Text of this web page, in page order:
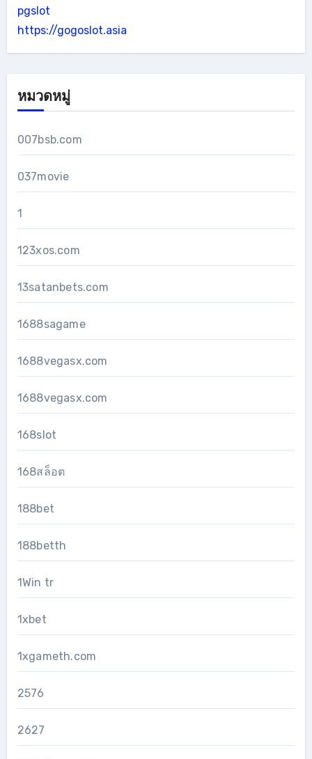
pgslot
https://gogoslot.asia
หมวดหมู่
007bsb.com
037movie
1
123xos.com
13satanbets.com
1688sagame
1688vegasx.com
1688vegasx.com
168slot
168สล็อต
188bet
188betth
1Win tr
1xbet
1xgameth.com
2576
2627